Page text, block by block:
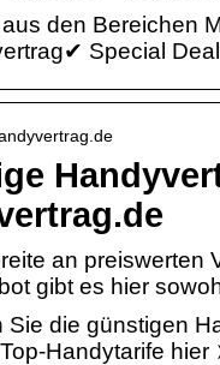
den Bereichen
Special
an preiswerten
gibt es hier
Sie die günstigen
Handytarife